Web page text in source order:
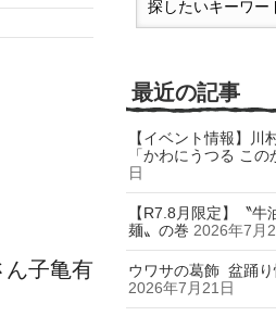
ん子亀有
最近の記事
【イベント情報】
「かわにうつる この
日
【R7.8月限定】〝
麺〟の巻 2026年7月
ウワサの葛飾 盆踊
2026年7月21日